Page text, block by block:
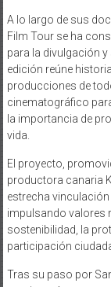
A lo largo de sus
Film Tour se ha
para la divulgación
edición reúne
producciones de
cinematográfico
la importancia de
vida.
El proyecto,
productora canaria
estrecha
impulsando valores
sostenibilidad, la
participación
Tras su paso por